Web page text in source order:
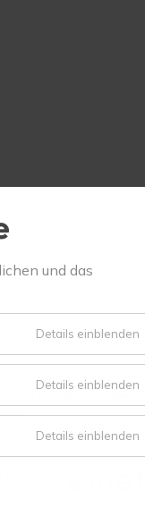
und das
Details einblenden
Details einblenden
Details einblenden